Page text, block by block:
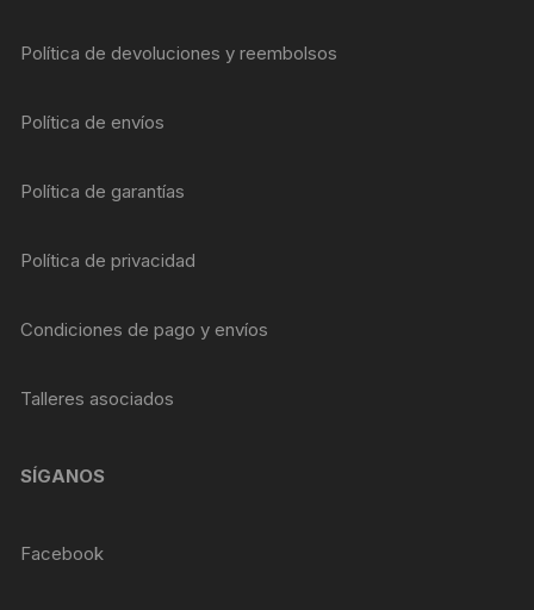
Política de devoluciones y reembolsos
Política de envíos
Política de garantías
Política de privacidad
Condiciones de pago y envíos
Talleres asociados
SÍGANOS
Facebook